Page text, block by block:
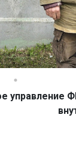
управление